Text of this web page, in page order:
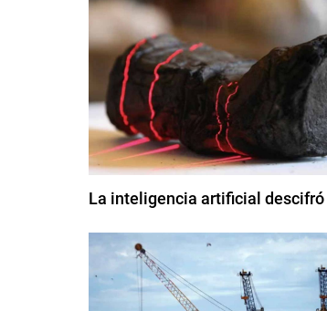
La inteligencia artificial descifró